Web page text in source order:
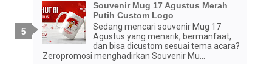
Souvenir Mug 17 Agustus Merah
Putih Custom Logo
Sedang mencari souvenir Mug 17
Agustus yang menarik, bermanfaat,
dan bisa dicustom sesuai tema acara?
Zeropromosi menghadirkan Souvenir Mu...